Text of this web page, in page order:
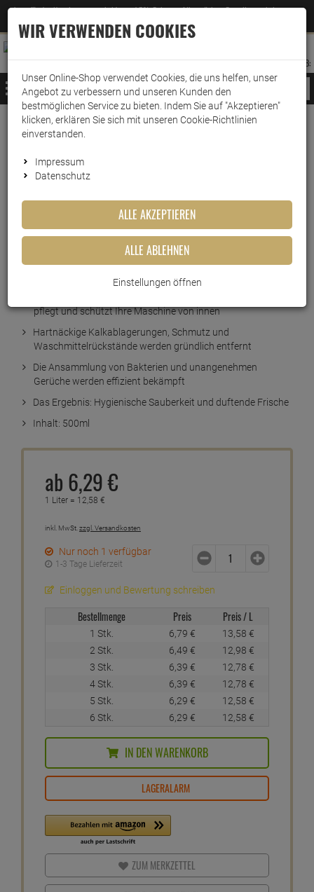
Jetzt für den Newsletter entscheiden und 5% Rabatt auf Ihre nächste Bestellung erhalten
–Zum Newsletter
ANMELDEN
AUFKLAPPEN
MERKZETTEL
WARENKORB:
MENÜ
Weiter einkaufen www.wark24.de Drogerie
Durgol Waschmaschinen Reiniger & Entkalker 500ml
Durgol Waschmaschinen
Reiniger & Entkalker 500ml
Artikel-Nummer:10014728
pflegt und schützt Ihre Maschine von innen
Hartnäckige Kalkablagerungen, Schmutz und
Waschmittelrückstände werden gründlich entfernt
Die Ansammlung von Bakterien und unangenehmen
Gerüche werden effizient bekämpft
Das Ergebnis: Hygienische Sauberkeit und duftende Frische
Inhalt: 500ml
ab 6,29€
1 Liter = 12,58 €
inkl. MwSt. zzgl. Versandkosten
Nur noch 1 verfügbar
1-3 Tage Lieferzeit
Einloggen und Bewertung schreiben
Bestellmenge Preis Preis / L
1 Stk. 6, 79 € 13, 58 €
2 Stk.
6, 49 € 12, 98 €
3 Stk.
6, 39 € 12, 78 €
4 Stk.
6, 39 € 12, 78 €
5 Stk.
6, 29 € 12, 58 €
6 Stk.
6, 29 € 12, 58 €
IN DEN WARENKORB
LAGERALARM
ZUM MERKZETTEL
WIR VERWENDEN COOKIES
Unser Online-Shop verwendet Cookies, die uns helfen, unser
Angebot zu verbessern und unseren Kunden den
bestmöglichen Service zu bieten. Indem Sie auf "Akzeptieren"
klicken, erklären Sie sich mit unseren Cookie-Richtlinien
einverstanden.
Impressum
Datenschutz
ALLE AKZEPTIEREN
ALLE ABLEHNEN
Einstellungen öffnen